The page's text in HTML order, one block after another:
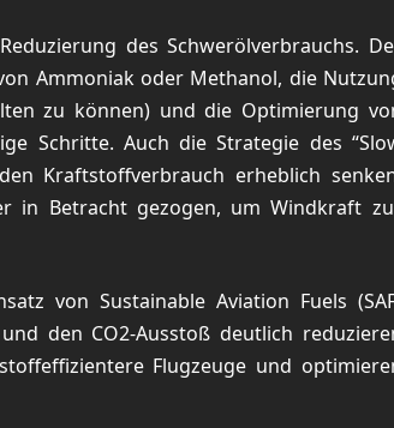
des Schwerölverbrauchs.
Ammoniak oder Methanol, die
zu können) und die Optimierung
Schritte. Auch die Strategie des
Kraftstoffverbrauch erheblich
in Betracht gezogen, um Windkraft
von Sustainable Aviation Fuels
den CO2-Ausstoß deutlich
Flugzeuge und